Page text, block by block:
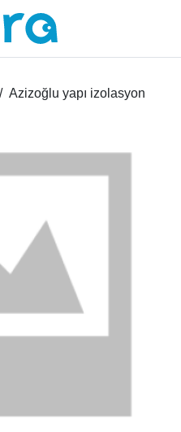
Azizoğlu yapı izolasyon